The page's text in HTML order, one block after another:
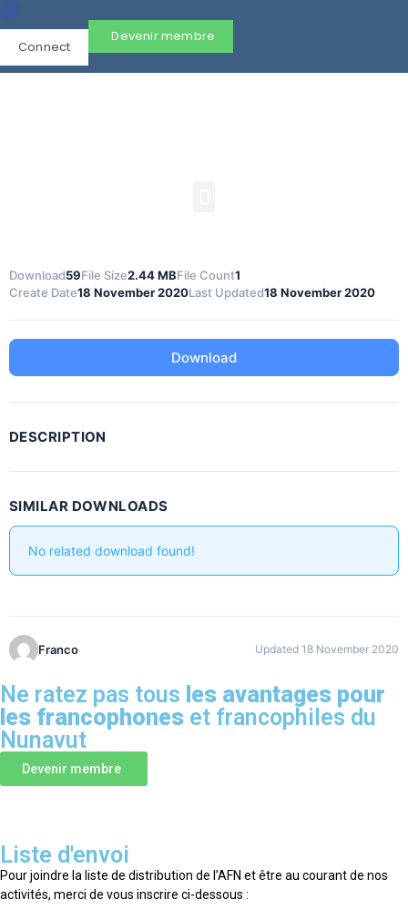
Connect
Devenir membre
Download59File Size2.44 MBFile Count1
Create Date18 November 2020Last Updated18 November 2020
Download
DESCRIPTION
SIMILAR DOWNLOADS
No related download found!
Franco Updated 18 November 2020
Ne ratez pas tous les avantages pour
les francophones et francophiles du
Nunavut
Devenir membre
Liste d'envoi
Pour joindre la liste de distribution de l’AFN et être au courant de nos
activités, merci de vous inscrire ci-dessous :